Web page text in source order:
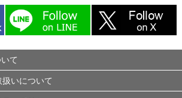
て
いについて